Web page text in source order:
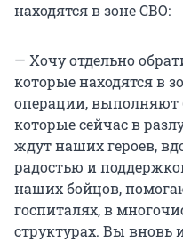
находятся в зоне СВО:
— Хочу отдельно
которые находятся в
операции, выполняют
которые сейчас в
ждут наших героев,
радостью и
наших бойцов,
госпиталях, в
структурах. Вы вновь